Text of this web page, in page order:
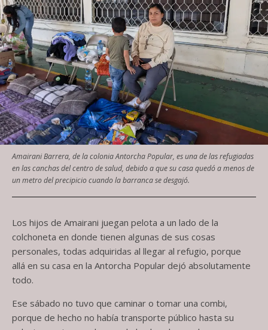
Amairani Barrera, de la colonia Antorcha Popular, es una de las refugiadas
en las canchas del centro de salud, debido a que su casa quedó a menos de
un metro del precipicio cuando la barranca se desgajó.
Los hijos de Amairani juegan pelota a un lado de la
colchoneta en donde tienen algunas de sus cosas
personales, todas adquiridas al llegar al refugio, porque
allá en su casa en la Antorcha Popular dejó absolutamente
todo.
Ese sábado no tuvo que caminar o tomar una combi,
porque de hecho no había transporte público hasta su